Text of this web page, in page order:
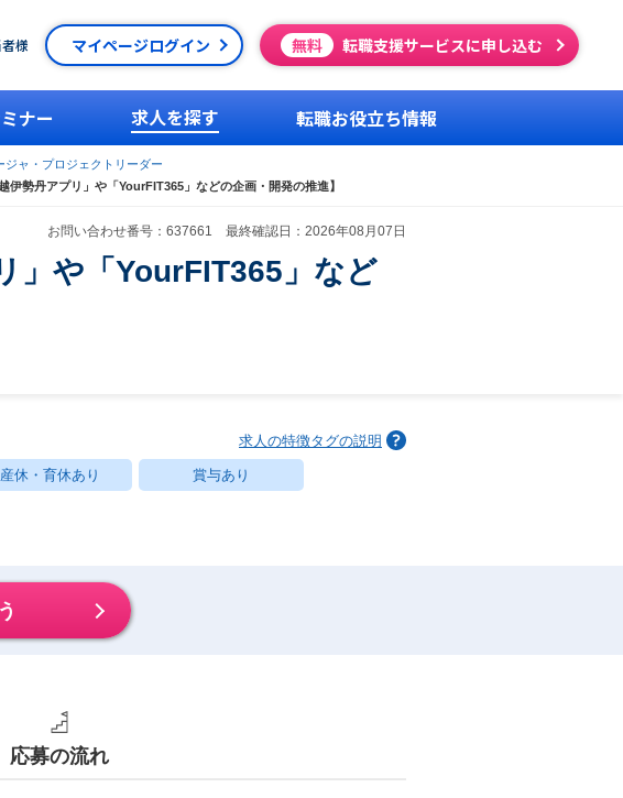
様 マイページログイン 無料 転職支援サービスに申し込む
ナー 求人を探す 転職お役立ち情報
ジャ・プロジェクトリーダー
伊勢丹アプリ」や「YourFIT365」などの企画・開発の推進】
お問い合わせ番号：637661 最終確認日：2026年08月07日
」や「YourFIT365」など
求人の特徴タグの説明
産休・育休あり 賞与あり
応募の流れ